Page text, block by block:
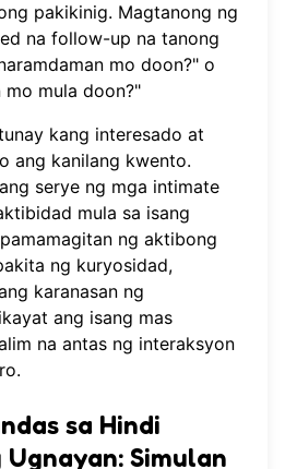
pakikinig. Magtanong ng
na follow-up na tanong
mo doon?" o
mo mula doon?"
kang interesado at
ang kanilang kwento.
serye ng mga intimate
mula sa isang
ng aktibong
ng kuryosidad,
karanasan ng
ang isang mas
na antas ng interaksyon
sa Hindi
Simulan